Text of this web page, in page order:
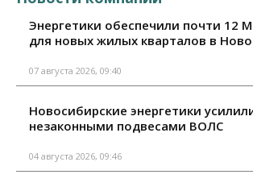
Энергетики обеспечили почти 12
для новых жилых кварталов в
07 августа 2026, 09:40
Новосибирские энергетики
незаконными подвесами ВОЛС
04 августа 2026, 09:46